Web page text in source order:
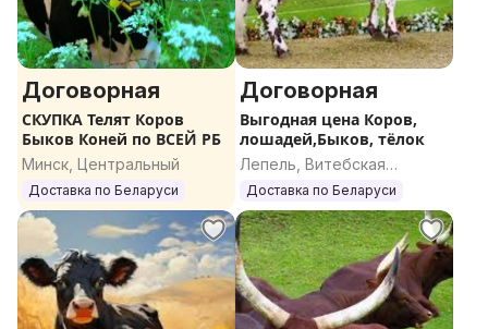
Договорная
СКУПКА Телят Коров
Быков Коней по ВСЕЙ РБ
Минск, Центральный
Доставка по Беларуси
Договорная
Выгодная цена Коров,
лошадей,Быков, тёлок
Лепель, Витебская
область
Доставка по Беларуси